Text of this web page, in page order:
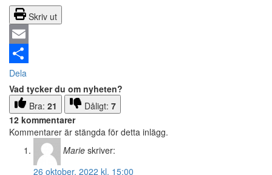
Skriv ut
Email
Dela
Vad tycker du om nyheten?
Bra: 21 Dåligt: 7
12 kommentarer
Kommentarer är stängda för detta inlägg.
Marie skriver:
26 oktober, 2022 kl. 15:00